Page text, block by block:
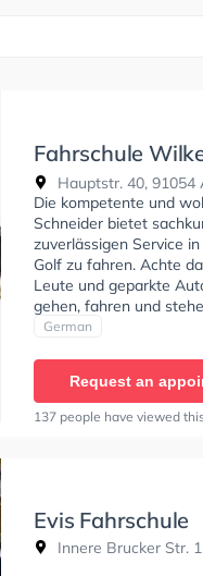
Fahrschule
Schneider
Hauptstr. 40, 91054
Die kompetente und
Schneider bietet
zuverlässigen Service
Golf zu fahren. Achte
Leute und geparkte
gehen, fahren und
Bedingungen um deine
zu erhalten.
German
Request an
137 people have viewed
Evis Fahrschule
Innere Brucker Str.